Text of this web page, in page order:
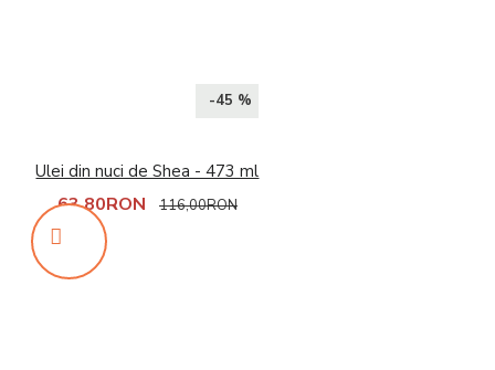
-45 %
Ulei din nuci de Shea - 473 ml
63,80RON 116,00RON